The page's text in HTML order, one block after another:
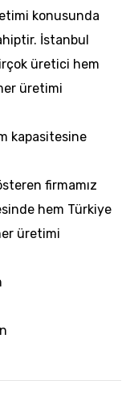
konusunda
İstanbul
üretici hem
üretimi
kapasitesine
firmamız
hem Türkiye
üretimi